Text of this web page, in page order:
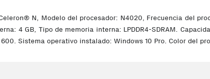
N, Modelo del procesador: N4020, Frecuencia del
4 GB, Tipo de memoria interna: LPDDR4-SDRAM.
Sistema operativo instalado: Windows 10 Pro. Color del